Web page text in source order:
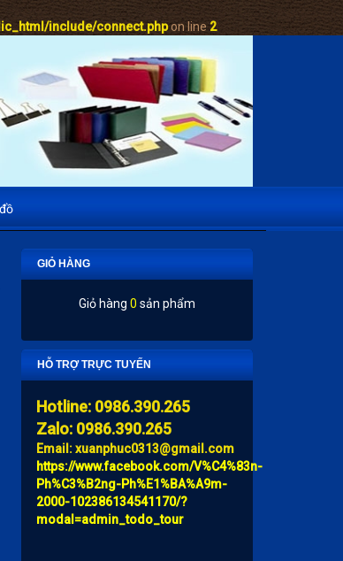
include/connect.phpon line2
GIỎ HÀNG
Giỏ hàng 0 sản phẩm
HỖ TRỢ TRỰC TUYẾN
Hotline: 0986.390.265
Zalo: 0986.390.265
Email: xuanphuc0313@gmail.com
https://www.facebook.com/V%C4%83n-
Ph%C3%B2ng-Ph%E1%BA%A9m-
2000-102386134541170/?
modal=admin_todo_tour